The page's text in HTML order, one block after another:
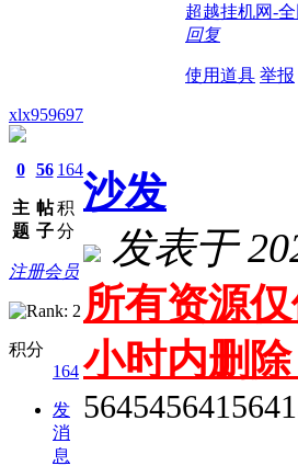
超越挂机网-
回复
使用道具 举报
xlx959697
0
主
题
56
帖
子
164
积
分
注册会员
积分
164
发
消
息
沙发
发表于
所有资源
小时内删